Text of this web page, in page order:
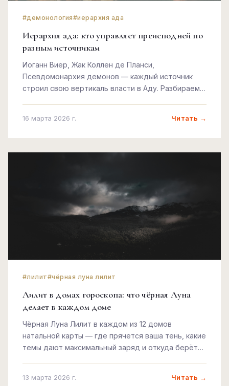
#демонология#иерархия ада
Иерархия ада: кто управляет преисподней по
разным источникам
Иоганн Виер, Жак Коллен де Планси,
Псевдомонархия демонов — каждый источник
строил свою вертикаль власти в Аду. Разбираем,
16 марта 2026 г. Читать →
#лилит#чёрная луна лилит
Лилит в домах гороскопа: что чёрная Луна
делает в каждом доме
Чёрная Луна Лилит в каждом из 12 домов
натальной карты — где прячется ваша тень, какие
темы дают максимальный заряд и откуда берётся
13 марта 2026 г. Читать →